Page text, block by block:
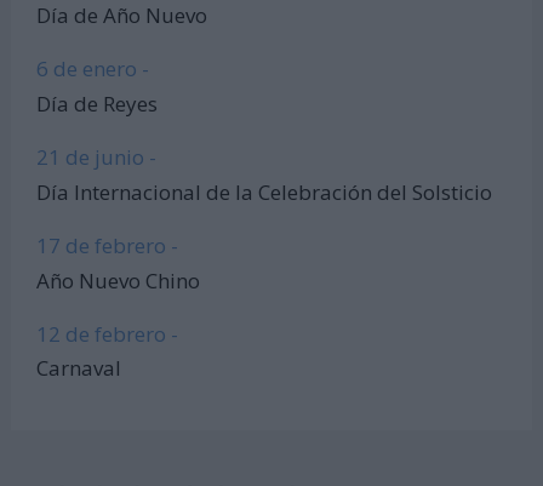
Día de Año Nuevo
6 de enero -
Día de Reyes
21 de junio -
Día Internacional de la Celebración del Solsticio
17 de febrero -
Año Nuevo Chino
12 de febrero -
Carnaval